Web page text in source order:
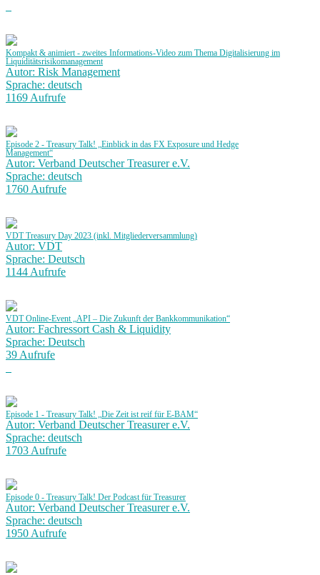
Kompakt & animiert - zweites Informations-Video zum Thema Digitalisierung im
Liquiditätsrisikomanagement
Autor: Risk Management
Sprache: deutsch
1169 Aufrufe
Episode 2 - Treasury Talk! „Einblick in das FX Exposure und Hedge
Management“
Autor: Verband Deutscher Treasurer e.V.
Sprache: deutsch
1760 Aufrufe
VDT Treasury Day 2023 (inkl. Mitgliederversammlung)
Autor: VDT
Sprache: Deutsch
1144 Aufrufe
VDT Online-Event „API – Die Zukunft der Bankkommunikation“
Autor: Fachressort Cash & Liquidity
Sprache: Deutsch
39 Aufrufe
Episode 1 - Treasury Talk! „Die Zeit ist reif für E-BAM“
Autor: Verband Deutscher Treasurer e.V.
Sprache: deutsch
1703 Aufrufe
Episode 0 - Treasury Talk! Der Podcast für Treasurer
Autor: Verband Deutscher Treasurer e.V.
Sprache: deutsch
1950 Aufrufe